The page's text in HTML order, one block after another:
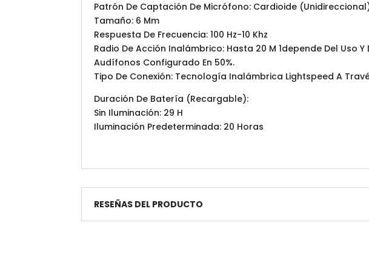
Patrón De Captación De Micrófono: Cardioide
Tamaño: 6 Mm
Respuesta De Frecuencia: 100 Hz-10 Khz
Radio De Acción Inalámbrico: Hasta 20 M 1depende Del Uso
Audífonos Configurado En 50%.
Tipo De Conexión: Tecnología Inalámbrica Lightspeed A
Duración De Batería (Recargable):
Sin Iluminación: 29 H
Iluminación Predeterminada: 20 Horas
RESEÑAS DEL PRODUCTO